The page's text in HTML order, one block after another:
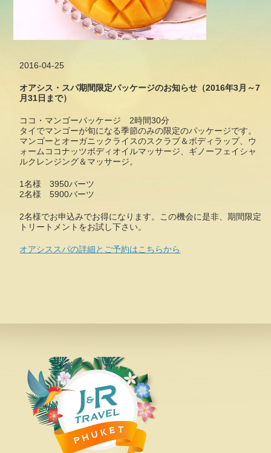
2016-04-25
オアシス・スパ期間限定パッケージのお知らせ（2016年3月～7
月31日まで）
ココ・マンゴーパッケージ 2時間30分
タイでマンゴーが旬になる季節のみの限定のパッケージです。
マンゴーとオーガニックライスのスクラブ＆ボディラップ、ウ
ォームココナッツボディオイルマッサージ、ギノーフェイシャ
ルクレンジング＆マッサージ。
1名様 3950バーツ
2名様 5900バーツ
2名様でお申込みでお得になります。この機会に是非、期間限定
トリートメントをお試し下さい。
オアシススパの詳細とご予約はこちらから